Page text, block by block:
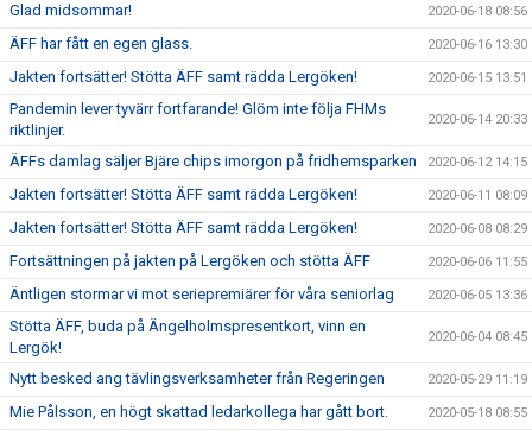
Glad midsommar! 2020-06-18 08:56
ÄFF har fått en egen glass. 2020-06-16 13:30
Jakten fortsätter! Stötta ÄFF samt rädda Lergöken! 2020-06-15 13:51
Pandemin lever tyvärr fortfarande! Glöm inte följa FHMs
riktlinjer.
2020-06-14 20:33
ÄFFs damlag säljer Bjäre chips imorgon på fridhemsparken 2020-06-12 14:15
Jakten fortsätter! Stötta ÄFF samt rädda Lergöken! 2020-06-11 08:09
Jakten fortsätter! Stötta ÄFF samt rädda Lergöken! 2020-06-08 08:29
Fortsättningen på jakten på Lergöken och stötta ÄFF 2020-06-06 11:55
Äntligen stormar vi mot seriepremiärer för våra seniorlag 2020-06-05 13:36
Stötta ÄFF, buda på Ängelholmspresentkort, vinn en
Lergök!
2020-06-04 08:45
Nytt besked ang tävlingsverksamheter från Regeringen 2020-05-29 11:19
Mie Pålsson, en högt skattad ledarkollega har gått bort. 2020-05-18 08:55